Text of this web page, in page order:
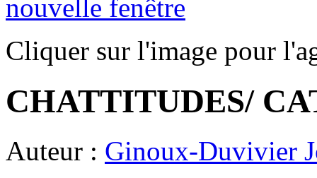
Cliquer sur l'image pour
CHATTITUDES/
Auteur : Ginoux-Duvivier